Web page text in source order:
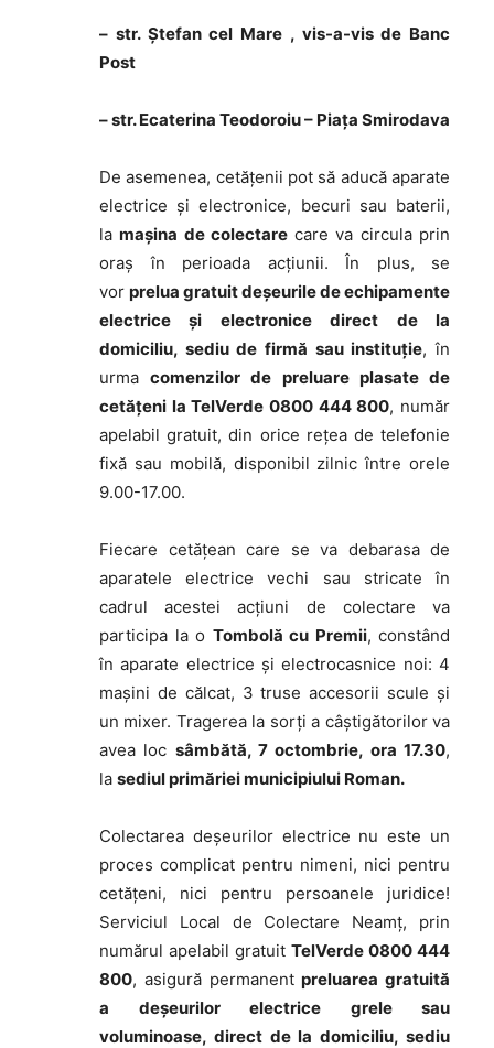
– str. Ștefan cel Mare , vis-a-vis de Banc
Post
– str. Ecaterina Teodoroiu – Piața Smirodava
De asemenea, cetățenii pot să aducă aparate
electrice și electronice, becuri sau baterii,
lamașina de colectarecare va circula prin
oraș în perioada acțiunii. În plus, se
vor prelua gratuit deșeurile de echipamente
electrice și electronice direct de la
domiciliu, sediu de firmă sau instituție, în
urmacomenzilor de preluare plasate de
cetățeni la TelVerde 0800 444 800, număr
apelabil gratuit, din orice rețea de telefonie
fixă sau mobilă, disponibil zilnic între orele
9.00-17.00.
Fiecare cetățean care se va debarasa de
aparatele electrice vechi sau stricate în
cadrul acestei acțiuni de colectare va
participa la o Tombolă cu Premii, constând
în aparate electrice și electrocasnice noi: 4
mașini de călcat, 3 truse accesorii scule și
un mixer. Tragerea la sorți a câștigătorilor va
avea loc sâmbătă, 7 octombrie, ora 17.30,
la sediul primăriei municipiului Roman.
Colectarea deşeurilor electrice nu este un
proces complicat pentru nimeni, nici pentru
cetăţeni, nici pentru persoanele juridice!
Serviciul Local de Colectare Neamț, prin
numărul apelabil gratuit TelVerde 0800 444
800, asigură permanentpreluarea gratuită
a deșeurilor electrice grele sau
voluminoase, direct de la domiciliu, sediu